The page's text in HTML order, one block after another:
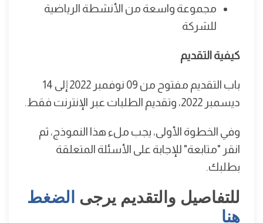
مجموعة واسعة من الأنشطة الرياضية
للشركة
كيفية التقديم
باب التقديم مفتوح من 09 نوفمبر 2022 إلى 14
ديسمبر 2022، وتقديم الطلبات عبر الإنترنت فقط.
وفي الخطوة الأولى، يجب ملء هذا النموذج، ثم
انقر "متابعة" للإجابة على الأسئلة المتعلقة
بطلبك.
للتفاصيل والتقديم يرجى الضغط
هنا